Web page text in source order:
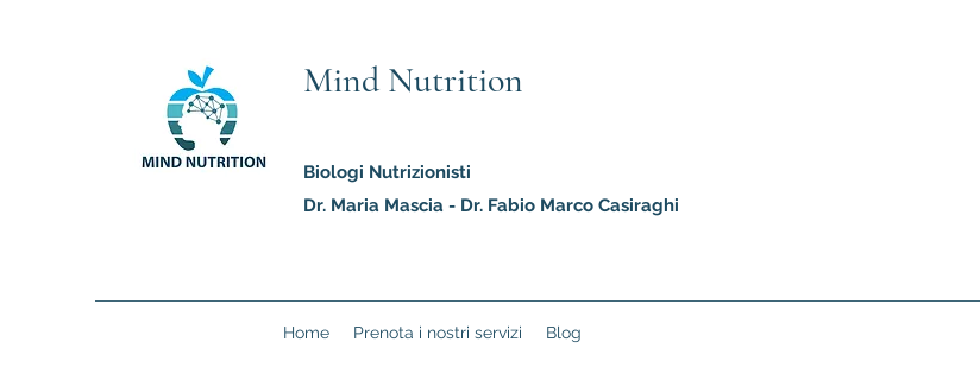
Mind Nutrition
Biologi Nutrizionisti
Dr. Maria Mascia - Dr. Fabio Marco Casiraghi
Home Prenota i nostri servizi Blog